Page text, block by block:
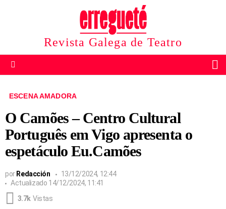
Revista Galega de Teatro
ESCENA AMADORA
O Camões – Centro Cultural
Português em Vigo apresenta o
espetáculo Eu.Camões
por Redacción
13/12/2024, 12:44
Actualizado 14/12/2024, 11:41
3.7k Vistas